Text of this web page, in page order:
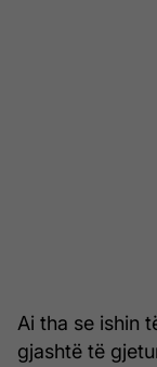
Ai tha se ishin
gjashtë të